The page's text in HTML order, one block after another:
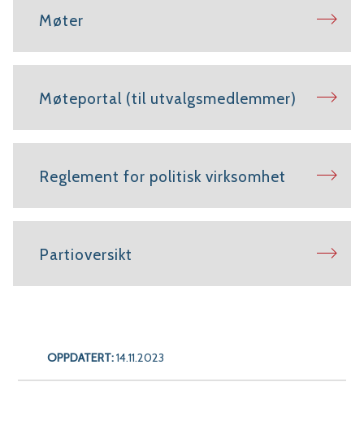
Møter
Møteportal (til utvalgsmedlemmer)
Reglement for politisk virksomhet
Partioversikt
OPPDATERT:14.11.2023